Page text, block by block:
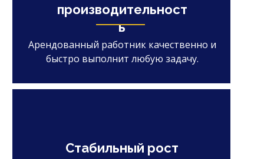
производительност
ь
Арендованный работник качественно и
быстро выполнит любую задачу.
Стабильный рост